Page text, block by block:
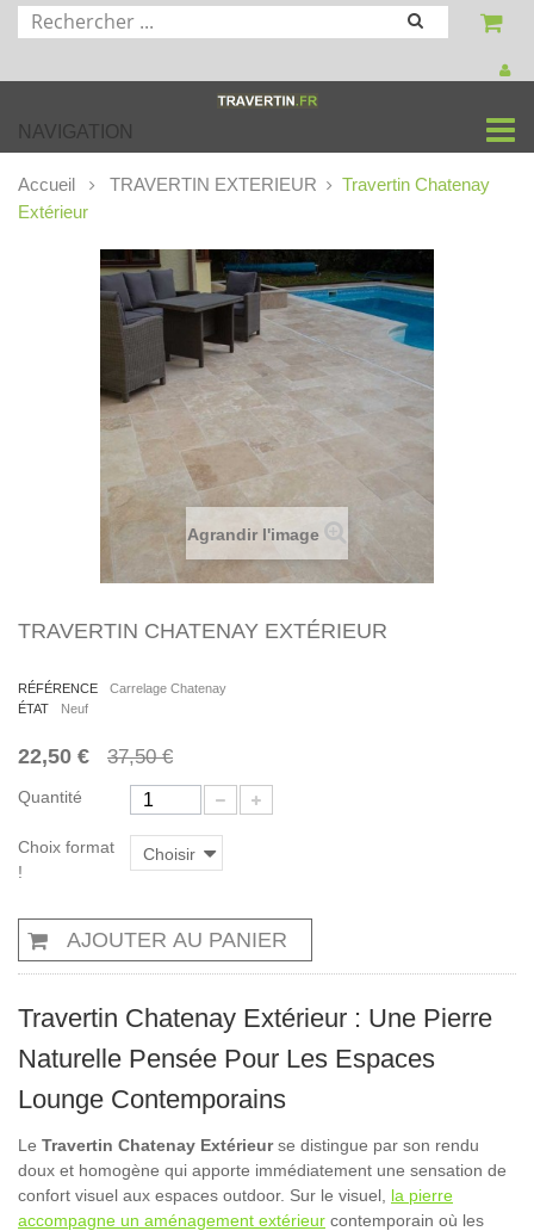
NAVIGATION
Accueil TRAVERTIN EXTERIEUR
Travertin Chatenay
Extérieur
Agrandir l'image
TRAVERTIN CHATENAY EXTÉRIEUR
RÉFÉRENCE
Carrelage Chatenay
ÉTAT
Neuf
22,50 € 37,50 €
Quantité
Choix format
!
Choisir
AJOUTER AU PANIER
Travertin Chatenay Extérieur : Une Pierre
Naturelle Pensée Pour Les Espaces
Lounge Contemporains
Le Travertin Chatenay Extérieurse distingue par son rendu
doux et homogène qui apporte immédiatement une sensation de
confort visuel aux espaces outdoor. Sur le visuel, la pierre
accompagne un aménagement extérieur contemporain où les